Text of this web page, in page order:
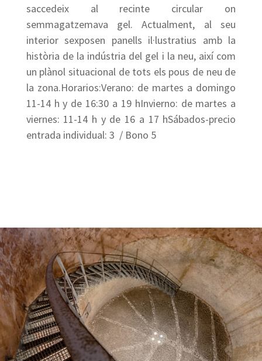
saccedeix al recinte circular on
semmagatzemava gel. Actualment, al seu
interior sexposen panells il·lustratius amb la
història de la indústria del gel i la neu, així com
un plànol situacional de tots els pous de neu de
la zona.Horarios:Verano: de martes a domingo
11-14 h y de 16:30 a 19 hInvierno: de martes a
viernes: 11-14 h y de 16 a 17 hSábados-precio
entrada individual: 3  / Bono 5 